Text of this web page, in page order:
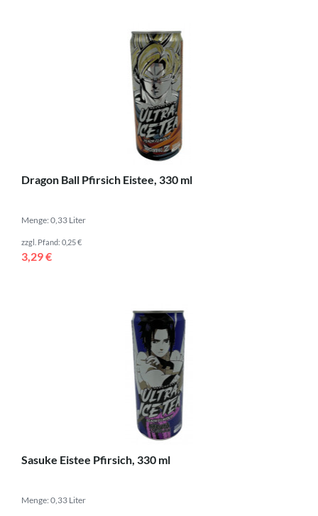
Dragon Ball Pfirsich Eistee, 330 ml
Menge: 0,33 Liter
zzgl. Pfand: 0,25 €
3,29 €
Sasuke Eistee Pfirsich, 330 ml
Menge: 0,33 Liter